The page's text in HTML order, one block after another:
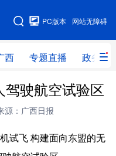
网站无障碍
PC版本
西 专题直播 政务信
专题直播
驶航空试验区
源：广西日报
试飞 构建面向东盟的无